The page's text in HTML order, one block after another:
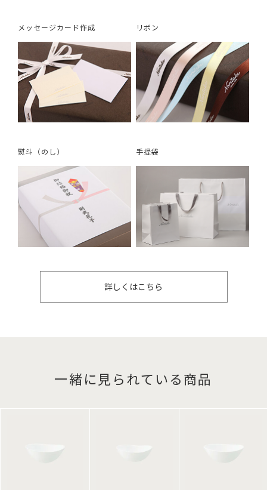
メッセージカード作成 リボン
熨斗（のし） 手提袋
詳しくはこちら
一緒に見られている商品